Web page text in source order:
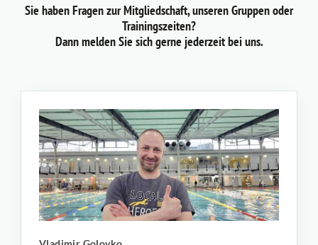
Sie haben Fragen zur Mitgliedschaft, unseren Gruppen oder
Trainingszeiten?
Dann melden Sie sich gerne jederzeit bei uns.